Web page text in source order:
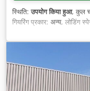
स्थिति:उपयोग किया हुआ, कुल
गियरिंग प्रकार: अन्य, लोडिंग